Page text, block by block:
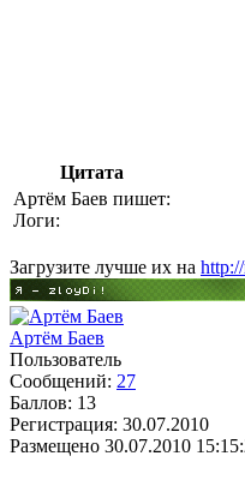
Цитата
Артём Баев пишет:
Логи:
Загрузите лучше их на
Артём Баев
Пользователь
Сообщений: 27
Баллов: 13
Регистрация: 30.07.2010
Размещено 30.07.2010